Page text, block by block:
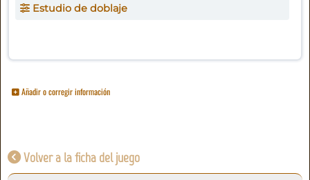
Estudio de doblaje
Añadir o corregir información
Volver a la ficha del juego